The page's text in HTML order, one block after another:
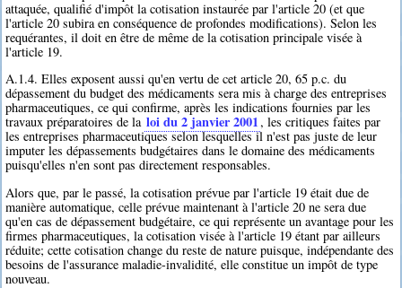
attaquée, qualifié d'impôt la cotisation instaurée par l'article 20 (et que
l'article 20 subira en conséquence de profondes modifications). Selon les
requérantes, il doit en être de même de la cotisation principale visée à
l'article 19.
A.1.4. Elles exposent aussi qu'en vertu de cet article 20, 65 p.c. du
dépassement du budget des médicaments sera mis à charge des entreprises
pharmaceutiques, ce qui confirme, après les indications fournies par les
travaux préparatoires de la loi du 2 janvier 2001, les critiques faites par
les entreprises pharmaceutiques selon lesquelles il n'est pas juste de leur
imputer les dépassements budgétaires dans le domaine des médicaments
puisqu'elles n'en sont pas directement responsables.
Alors que, par le passé, la cotisation prévue par l'article 19 était due de
manière automatique, celle prévue maintenant à l'article 20 ne sera due
qu'en cas de dépassement budgétaire, ce qui représente un avantage pour les
firmes pharmaceutiques, la cotisation visée à l'article 19 étant par ailleurs
réduite; cette cotisation change du reste de nature puisque, indépendante des
besoins de l'assurance maladie-invalidité, elle constitue un impôt de type
nouveau.